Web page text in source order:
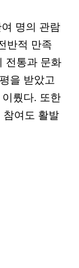
명의 관람
반적 만족
전통과 문화
을 받았고
뤘다. 또한
참여도 활발